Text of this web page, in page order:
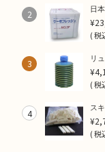
2 日
(税
3 リ
(税
4 ス
(税